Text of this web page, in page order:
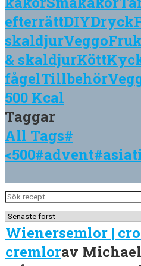
efterrättDIYDryck
skaldjurVeggo
& skaldjurKött
fågelTillbehör
500 Kcal
Taggar
All Tags#
<500#advent
Wienersemlor |
cremlorav Michael